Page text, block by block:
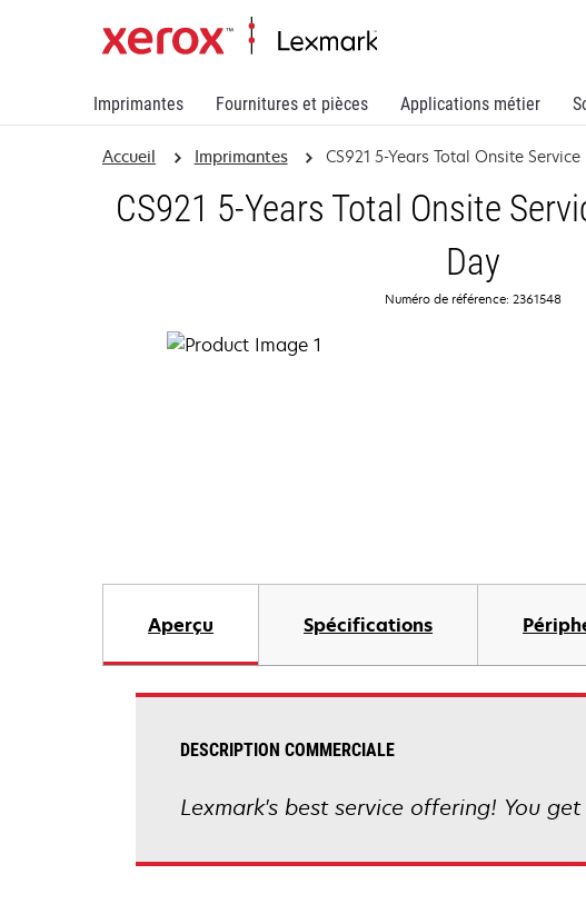
Imprimantes Fournitures et pièces Applications métier
Accueil Imprimantes CS921 5-Years Total Onsite Service
CS921 5-Years Total Onsite
Day
Numéro de référence: 2361548
Aperçu Spécifications
DESCRIPTION COMMERCIALE
Lexmark's best service offering! You